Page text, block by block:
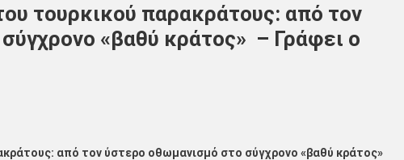
τουρκικού παρακράτους: από τον
«βαθύ κράτος» – Γράφει ο
από τον ύστερο οθωμανισμό στο σύγχρονο «βαθύ κράτος»